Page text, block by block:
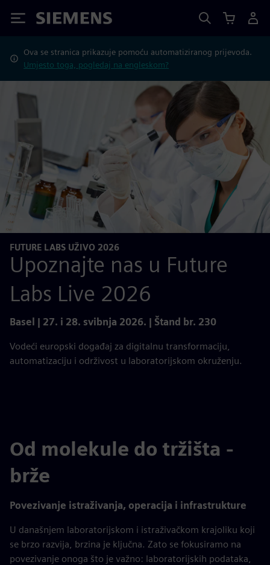
Siemens
Ova se stranica prikazuje pomoću automatiziranog prijevoda.
Umjesto toga, pogledaj na engleskom?
FUTURE LABS UŽIVO 2026
Upoznajte nas u Future
Labs Live 2026
Basel | 27. i 28. svibnja 2026. | Štand br. 230
Vodeći europski događaj za digitalnu transformaciju,
automatizaciju i održivost u laboratorijskom okruženju.
Od molekule do tržišta -
brže
Povezivanje istraživanja, operacija i infrastrukture
U današnjem laboratorijskom i istraživačkom krajoliku koji
se brzo razvija, brzina je ključna. Zato se fokusiramo na
povezivanje onoga što je važno: laboratorijskih podataka,